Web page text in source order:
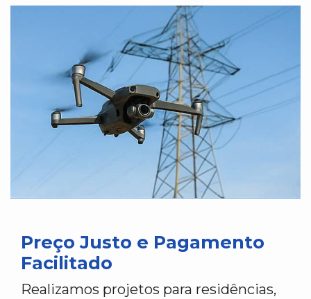
Preço Justo e Pagamento
Facilitado
Realizamos projetos para residências,